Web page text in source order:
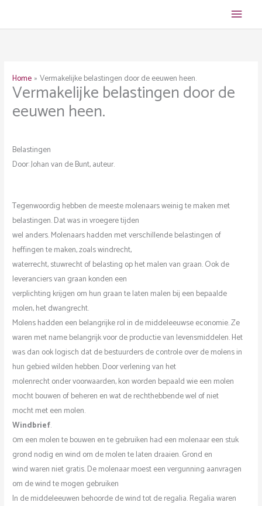
Home Vermakelijke belastingen door de eeuwen heen.
Vermakelijke belastingen door de
eeuwen heen.
Belastingen
Door: Johan van de Bunt, auteur.
Tegenwoordig hebben de meeste molenaars weinig te maken met
belastingen. Dat was in vroegere tijden
wel anders. Molenaars hadden met verschillende belastingen of
heffingen te maken, zoals windrecht,
waterrecht, stuwrecht of belasting op het malen van graan. Ook de
leveranciers van graan konden een
verplichting krijgen om hun graan te laten malen bij een bepaalde
molen, het dwangrecht.
Molens hadden een belangrijke rol in de middeleeuwse economie. Ze
waren met name belangrijk voor de productie van levensmiddelen. Het
was dan ook logisch dat de bestuurders de controle over de molens in
hun gebied wilden hebben. Door verlening van het
molenrecht onder voorwaarden, kon worden bepaald wie een molen
mocht bouwen of beheren en wat de rechthebbende wel of niet
mocht met een molen.
Windbrief.
0m een molen te bouwen en te gebruiken had een molenaar een stuk
grond nodig en wind om de molen te laten draaien. Grond en
wind waren niet gratis. De molenaar moest een vergunning aanvragen
om de wind te mogen gebruiken
In de middeleeuwen behoorde de wind tot de regalia. Regalia waren